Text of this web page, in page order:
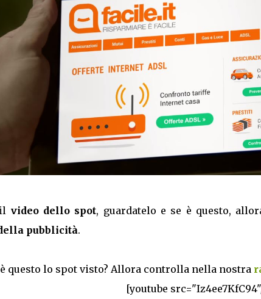
video dello spot, guardatelo e se è questo,
pubblicità.
questo lo spot visto? Allora controlla nella nostra
[youtube